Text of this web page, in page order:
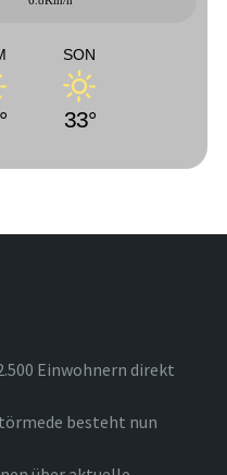
SON
33°
Einwohnern direkt
besteht nun